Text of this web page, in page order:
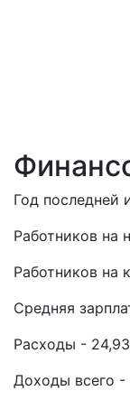
Год последней
Работников на
Работников на
Средняя
Расходы -
Доходы всего -